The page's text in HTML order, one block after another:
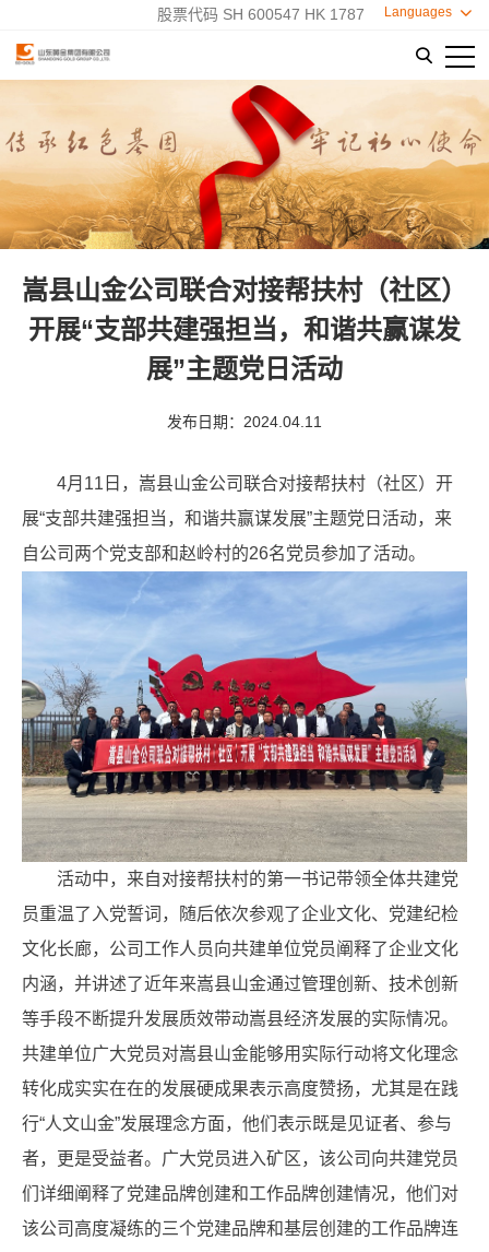
Languages 
股票代码 SH 600547 HK 1787

嵩县山金公司联合对接帮扶村（社区）
开展“支部共建强担当，和谐共赢谋发
展”主题党日活动
发布日期：2024.04.11
4月11日，嵩县山金公司联合对接帮扶村（社区）开
展“支部共建强担当，和谐共赢谋发展”主题党日活动，来
自公司两个党支部和赵岭村的26名党员参加了活动。
活动中，来自对接帮扶村的第一书记带领全体共建党
员重温了入党誓词，随后依次参观了企业文化、党建纪检
文化长廊，公司工作人员向共建单位党员阐释了企业文化
内涵，并讲述了近年来嵩县山金通过管理创新、技术创新
等手段不断提升发展质效带动嵩县经济发展的实际情况。
共建单位广大党员对嵩县山金能够用实际行动将文化理念
转化成实实在在的发展硬成果表示高度赞扬，尤其是在践
行“人文山金”发展理念方面，他们表示既是见证者、参与
者，更是受益者。广大党员进入矿区，该公司向共建党员
们详细阐释了党建品牌创建和工作品牌创建情况，他们对
该公司高度凝练的三个党建品牌和基层创建的工作品牌连